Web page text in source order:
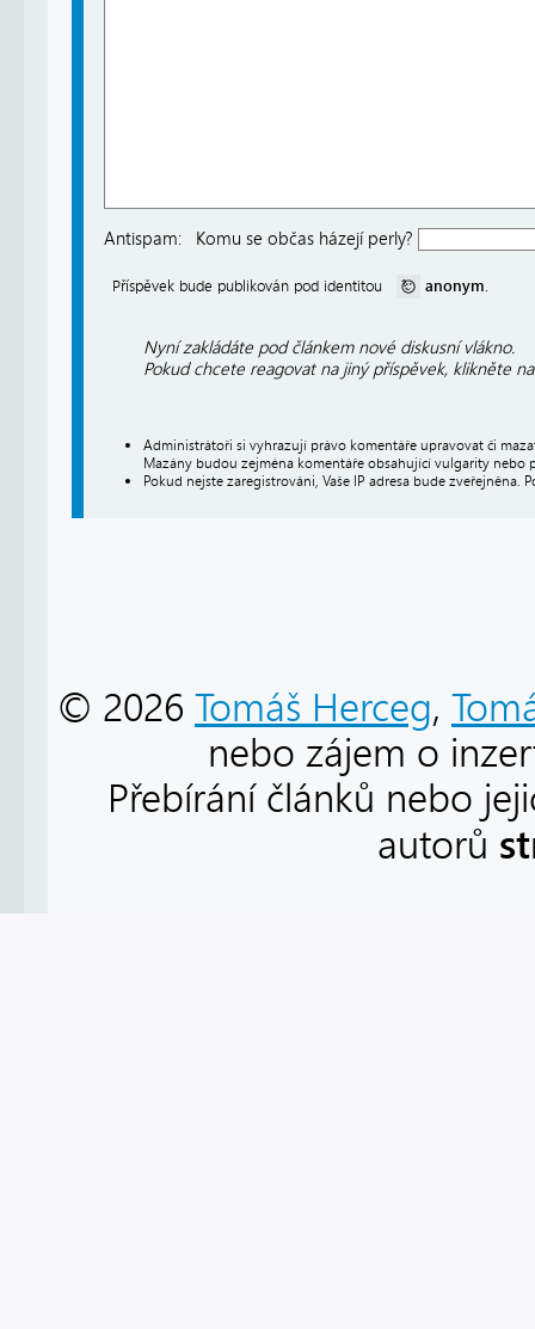
Antispam: Komu se občas házejí perly?
Příspěvek bude publikován pod identitou anonym.
Nyní zakládáte pod článkem nové diskusní vlákno.
Pokud chcete reagovat na jiný příspěvek, klikněte
Administrátoři si vyhrazují právo komentáře upravovat či
Mazány budou zejména komentáře obsahující vulgarity nebo
Pokud nejste zaregistrováni, Vaše IP adresa bude
© 2026 Tomáš Herceg,
nebo zájem o
Přebírání článků nebo
autorů